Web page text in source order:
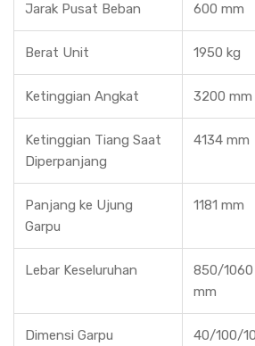
Jarak Pusat Beban 600 mm
Berat Unit 1950 kg
Ketinggian Angkat 3200 mm
Ketinggian Tiang Saat
Diperpanjang
4134 mm
Panjang ke Ujung
Garpu
1181 mm
Lebar Keseluruhan
850/1060
mm
Dimensi Garpu
40/100/